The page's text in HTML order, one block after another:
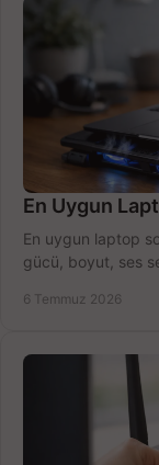
En Uygun
En uygun laptop
gücü, boyut, ses
6 Temmuz 2026